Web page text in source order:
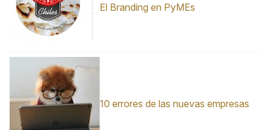
El Branding en PyMEs
10 errores de las nuevas empresas